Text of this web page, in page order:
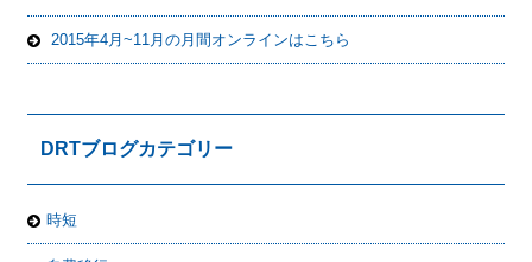
2015年4月~11月の月間オンラインはこちら
DRTブログカテゴリー
時短